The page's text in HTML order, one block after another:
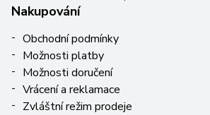
Nakupování
Obchodní podmínky
Možnosti platby
Možnosti doručení
Vrácení a reklamace
Zvláštní režim prodeje